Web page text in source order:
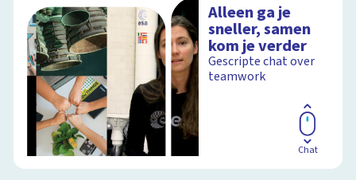
Alleen ga je
sneller, samen
kom je verder
Gescripte chat over
teamwork
Chat